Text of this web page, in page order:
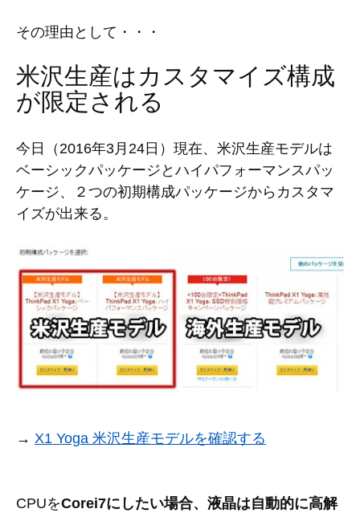
その理由として・・・
米沢生産はカスタマイズ構成
が限定される
今日（2016年3月24日）現在、米沢生産モデルは
ベーシックパッケージとハイパフォーマンスパッ
ケージ、２つの初期構成パッケージからカスタマ
イズが出来る。
→ X1 Yoga 米沢生産モデルを確認する
CPUをCorei7にしたい場合、液晶は自動的に高解